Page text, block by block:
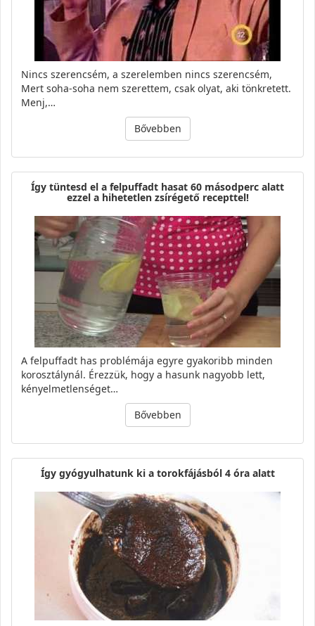
Nincs szerencsém, a szerelemben nincs szerencsém,
Mert soha-soha nem szerettem, csak olyat, aki tönkretett.
Menj,…
Bővebben
Így tüntesd el a felpuffadt hasat 60 másodperc alatt
ezzel a hihetetlen zsírégető recepttel!
A felpuffadt has problémája egyre gyakoribb minden
korosztálynál. Érezzük, hogy a hasunk nagyobb lett,
kényelmetlenséget…
Bővebben
Így gyógyulhatunk ki a torokfájásból 4 óra alatt